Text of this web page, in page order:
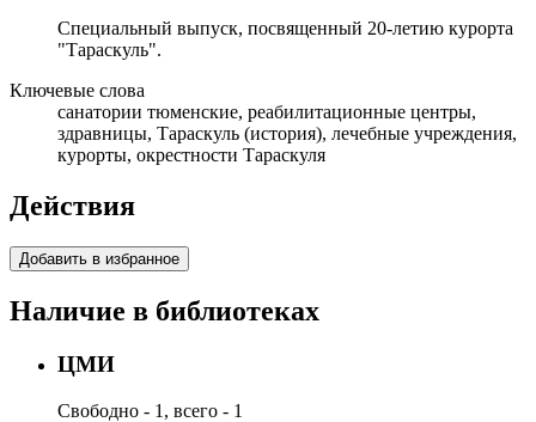
Специальный выпуск, посвященный 20-летию курорта
"Тараскуль".
Ключевые слова
санатории тюменские, реабилитационные центры,
здравницы, Тараскуль (история), лечебные учреждения,
курорты, окрестности Тараскуля
Действия
Добавить в избранное
Наличие в библиотеках
ЦМИ
Свободно - 1, всего - 1